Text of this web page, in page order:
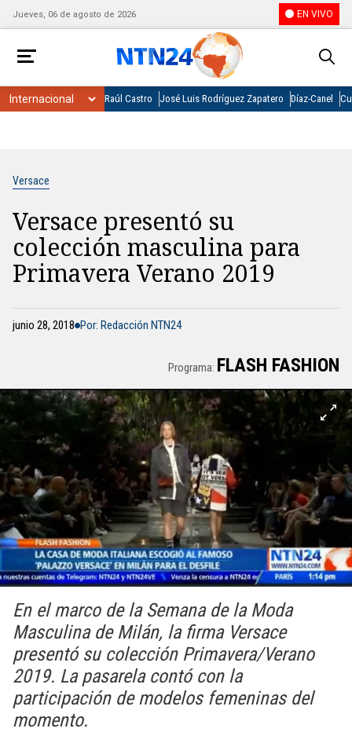
Jueves, 06 de agosto de 2026 EN VIVO
Raúl Castro José Luis Rodríguez Zapatero Díaz-Canel
Versace
Versace presentó su
colección masculina para
Primavera Verano 2019
junio 28, 2018 Por: Redacción NTN24
Programa: FLASH FASHION
En el marco de la Semana de la Moda
Masculina de Milán, la firma Versace
presentó su colección Primavera/Verano
2019. La pasarela contó con la
participación de modelos femeninas del
momento.